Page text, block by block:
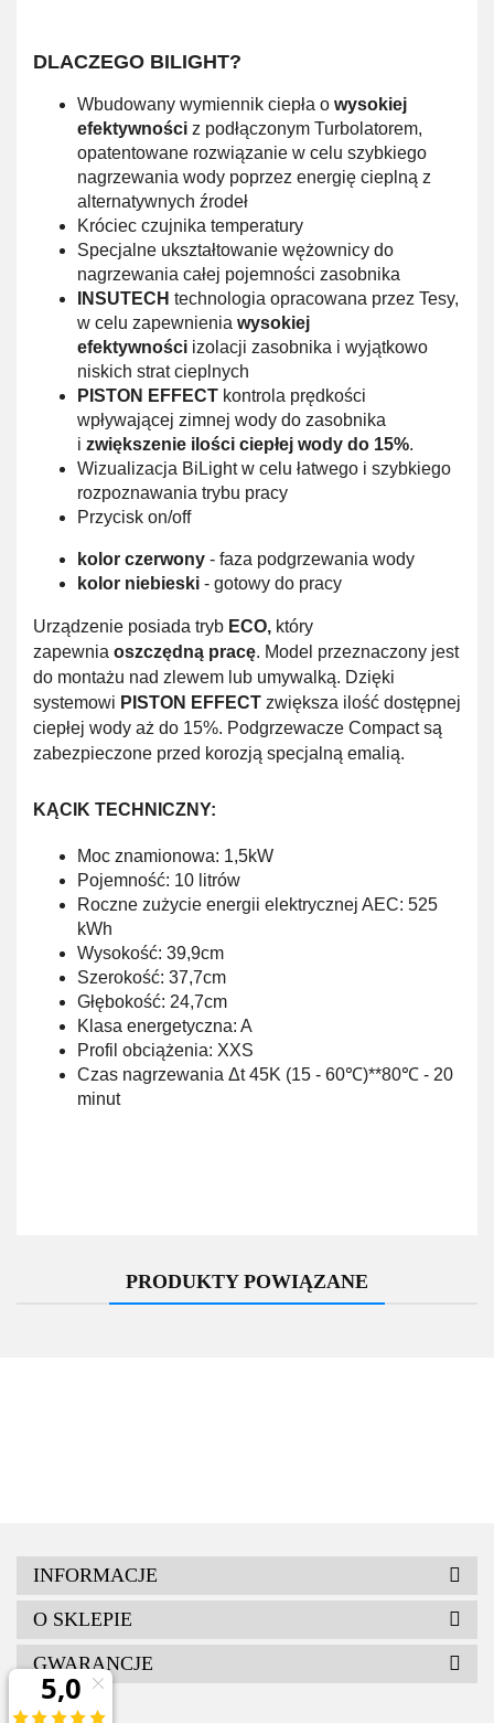
DLACZEGO BILIGHT?
Wbudowany wymiennik ciepła o wysokiej
efektywności z podłączonym Turbolatorem,
opatentowane rozwiązanie w celu szybkiego
nagrzewania wody poprzez energię cieplną z
alternatywnych źrodeł
Króciec czujnika temperatury
Specjalne ukształtowanie wężownicy do
nagrzewania całej pojemności zasobnika
INSUTECH technologia opracowana przez Tesy,
w celu zapewnienia wysokiej
efektywności izolacji zasobnika i wyjątkowo
niskich strat cieplnych
PISTON EFFECT kontrola prędkości
wpływającej zimnej wody do zasobnika
i zwiększenie ilości ciepłej wody do 15%.
Wizualizacja BiLight w celu łatwego i szybkiego
rozpoznawania trybu pracy
Przycisk on/off
kolor czerwony - faza podgrzewania wody
kolor niebieski - gotowy do pracy
Urządzenie posiada tryb ECO, który
zapewnia oszczędną pracę. Model przeznaczony jest
do montażu nad zlewem lub umywalką. Dzięki
systemowi PISTON EFFECT zwiększa ilość dostępnej
ciepłej wody aż do 15%. Podgrzewacze Compact są
zabezpieczone przed korozją specjalną emalią.
KĄCIK TECHNICZNY:
Moc znamionowa: 1,5kW
Pojemność: 10 litrów
Roczne zużycie energii elektrycznej AEC: 525
kWh
Wysokość: 39,9cm
Szerokość: 37,7cm
Głębokość: 24,7cm
Klasa energetyczna: A
Profil obciążenia: XXS
Czas nagrzewania Δt 45K (15 - 60℃)**80℃ - 20
minut
PRODUKTY POWIĄZANE
INFORMACJE
O SKLEPIE
GWARANCJE